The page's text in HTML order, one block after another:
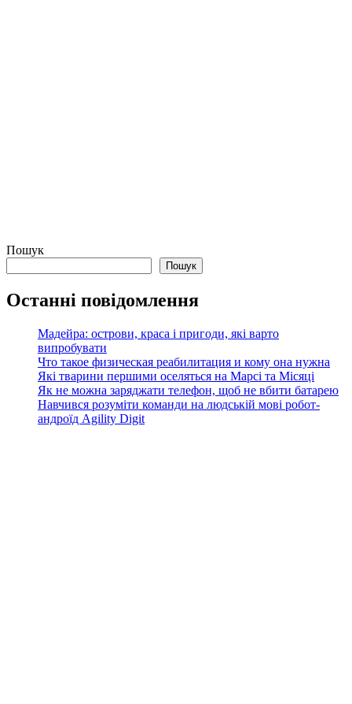
Пошук
Пошук
Останні повідомлення
Мадейра: острови, краса і пригоди, які варто
випробувати
Что такое физическая реабилитация и кому она нужна
Які тварини першими оселяться на Марсі та Місяці
Як не можна заряджати телефон, щоб не вбити батарею
Навчився розуміти команди на людській мові робот-
андроїд Agility Digit